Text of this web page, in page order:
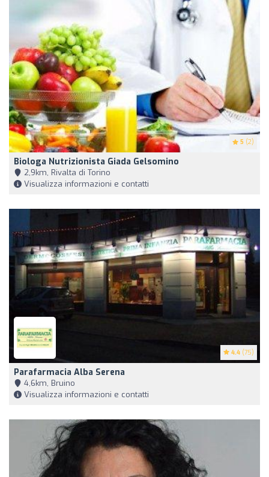
5 (2)
Biologa Nutrizionista Giada Gelsomino
2,9km, Rivalta di Torino
Visualizza informazioni e contatti
4.4 (75)
Parafarmacia Alba Serena
4,6km, Bruino
Visualizza informazioni e contatti